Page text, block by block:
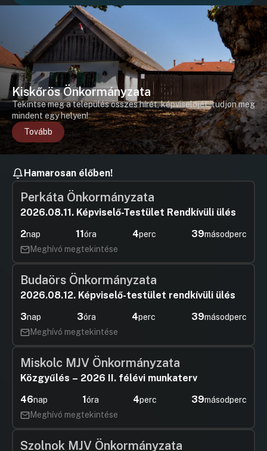
Kiskőrös Önkormányzata
Tekintse meg a település összes hírét, képviselőjét, tudjon meg
mindent egy helyen!
Tovább
Hamarosan élőben!
Perkáta Önkormányzata
2026.08.11. Képviselő-Testület Rendkívüli ülés
2nap 11óra 4perc 38másodperc
Meghívó megtekintése
Budaörs Önkormányzata
2026.08.12. Képviselő-testület rendkívüli ülés
3nap 3óra 4perc 38másodperc
Meghívó megtekintése
Miskolc MJV Önkormányzata
Közgyűlés – 2026 II. félévi munkaterv
46nap 1óra 4perc 38másodperc
Meghívó megtekintése
Szolnok MJV Önkormányzata